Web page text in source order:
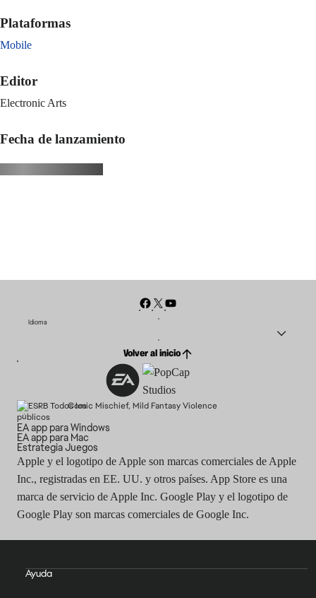
Plataformas
Mobile
Editor
Electronic Arts
Fecha de lanzamiento
Idioma
Volver al inicio
Comic Mischief, Mild Fantasy Violence
EA app para Windows
EA app para Mac
Estrategia Juegos
Apple y el logotipo de Apple son marcas comerciales de Apple
Inc., registradas en EE. UU. y otros países. App Store es una
marca de servicio de Apple Inc. Google Play y el logotipo de
Google Play son marcas comerciales de Google Inc.
Ayuda